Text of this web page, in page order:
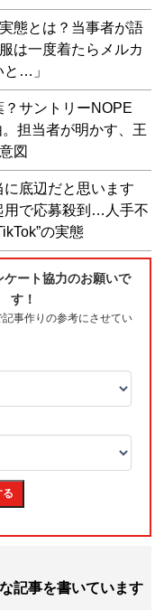
態とは？当事者が語
は一度着たらメルカ
と…」
？サントリーNOPE
。担当者が明かす、王
図
に底辺だと思います
用で応募殺到…人手不
の実態
記事を書いています